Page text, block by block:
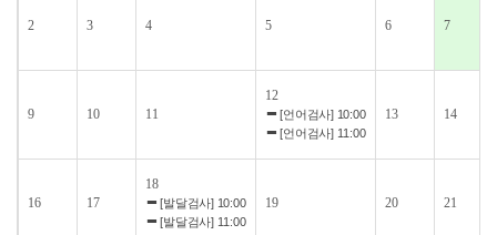
2 3 4 5 6 7
9 10 11
12
[언어검사] 10:00
[언어검사] 11:00
13 14
16 17
18
[발달검사] 10:00
[발달검사] 11:00
19 20 21